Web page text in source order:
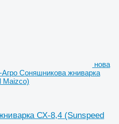
нова
Соняшникова жниварка
Maizco)
СХ-8,4 (Sunspeed